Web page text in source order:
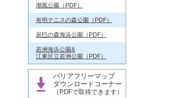
潮風公園（PDF）
有明テニスの森公園（PDF）
辰巳の森海浜公園（PDF）
若洲海浜公園&
江東区立若洲公園（PDF）
バリアフリーマップ
ダウンロードコーナー
（PDFで取得できます）